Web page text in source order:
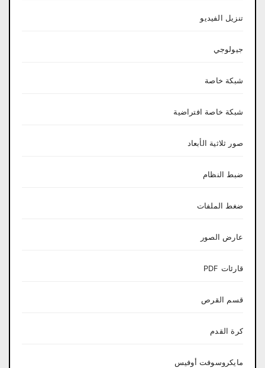
تنزيل الفيديو
جيولوجي
شبكة خاصة
شبكة خاصة افتراضية
صور ثلاثية الأبعاد
ضبط النظام
ضغط الملفات
عارض الصور
قارئات PDF
قسم القرص
كرة القدم
مايكروسوفت أوفيس